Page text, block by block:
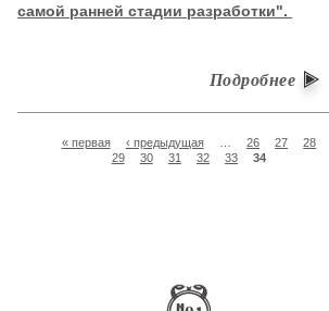
самой ранней стадии разработки".
Подробнее
Страницы
« первая ‹ предыдущая 26 27
28
29
30 31 32 33 34